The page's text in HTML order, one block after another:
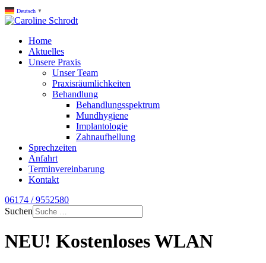
Deutsch ▼
Home
Aktuelles
Unsere Praxis
Unser Team
Praxisräumlichkeiten
Behandlung
Behandlungsspektrum
Mundhygiene
Implantologie
Zahnaufhellung
Sprechzeiten
Anfahrt
Terminvereinbarung
Kontakt
06174 / 9552580
Suchen
NEU! Kostenloses WLAN